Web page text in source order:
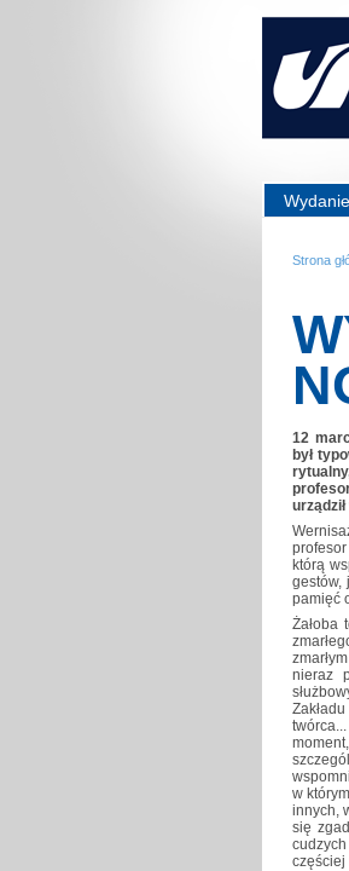
Strona
12
był
którą
gestów,
pamięć
Żałoba
nieraz
w
innych,
się
częściej